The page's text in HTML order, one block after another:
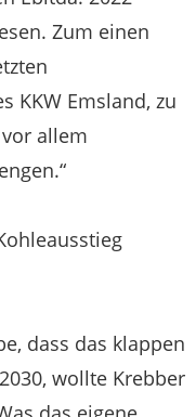
Zum einen
KKW Emsland, zu
allem
dass das klappen
wollte Krebber